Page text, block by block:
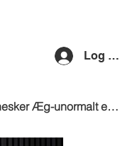
Log ind
Sjov unisex øko-sweatshirt Mennesker Æg-unormalt evne til at irritere mig